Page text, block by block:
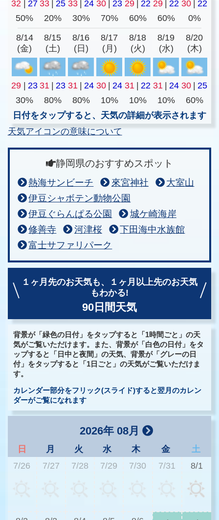
32 27 33 25 33 24 30 23 29 22 29 22 30
22
50%
20% 30% 70% 60% 60% 0%
8/14
(金)
8/15
(土)
8/16
(日)
8/17
(月)
8/18
(火)
8/19
(水)
8/20
(木)
29 23 31 23 31 24 30 24 31 22 31 24 30
25
30%
80% 80% 10% 10% 10%
60%
日付をタップすると、天気の詳細が表示されます
天気アイコンの意味について
静岡県のおすすめスポット
熱海サンビーチ 來宮神社
大室山
伊豆シャボテン動物公園
伊豆ぐらんぱる公園
城ケ崎海岸
修善寺
河津桜
下田海中水族館
富士サファリパーク
１ヶ月先のお天気も、
１ヶ月以上先のお天気
もわかる!
90日間天気
背景が「緑色の日付」をタップすると「1時間ごと」の天
気がご覧いただけます。また、背景が「白色の日付」をタ
ップすると「日中と夜間」の天気、背景が「グレーの日
付」をタップすると「1日ごと」の天気がご覧いただけま
す。
カレンダー部分をフリック(スライド)すると翌月のカレン
ダーがご覧になれます
2026年 08月
日 月 火 水 木 金
土
7/26
7/27 7/28 7/29 7/30 7/31 8/1